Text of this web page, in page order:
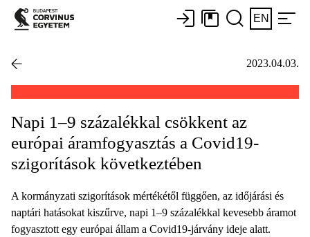
EN
2023.04.03.
Napi 1–9 százalékkal csökkent az
európai áramfogyasztás a Covid19-
szigorítások következtében
A kormányzati szigorítások mértékétől függően, az időjárási és
naptári hatásokat kiszűrve, napi 1–9 százalékkal kevesebb áramot
fogyasztott egy európai állam a Covid19-járvány ideje alatt.